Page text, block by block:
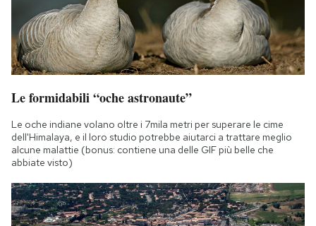
Le formidabili “oche astronaute”
Le oche indiane volano oltre i 7mila metri per superare le cime
dell'Himalaya, e il loro studio potrebbe aiutarci a trattare meglio
alcune malattie (bonus: contiene una delle GIF più belle che
abbiate visto)